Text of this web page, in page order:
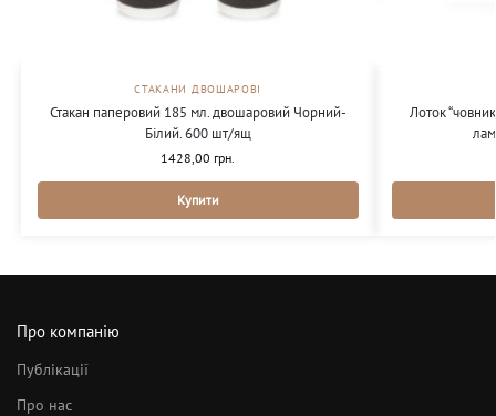
СТАКАНИ ДВОШАРОВІ
Стакан паперовий 185 мл. двошаровий Чорний-
Білий. 600 шт/ящ
1428,00 грн.
Купити
Лоток
Про компанію
Публікації
Про нас